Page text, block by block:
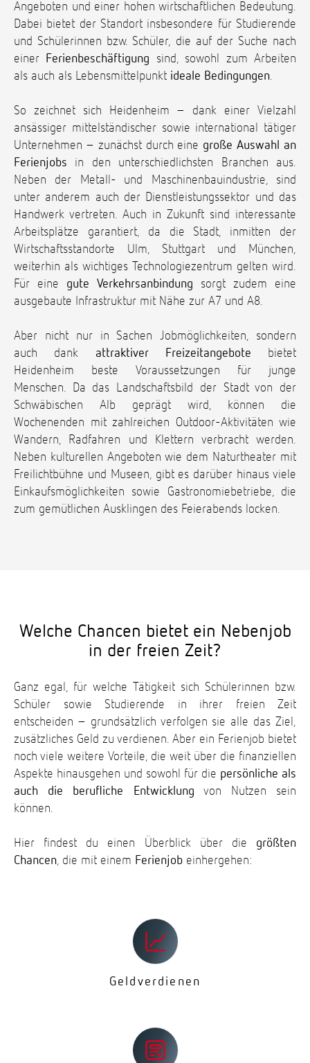
Angeboten und einer hohen wirtschaftlichen Bedeutung.
Dabei bietet der Standort insbesondere für Studierende
und Schülerinnen bzw. Schüler, die auf der Suche nach
einer Ferienbeschäftigung sind, sowohl zum Arbeiten
als auch als Lebensmittelpunkt ideale Bedingungen.
So zeichnet sich Heidenheim – dank einer Vielzahl
ansässiger mittelständischer sowie international tätiger
Unternehmen – zunächst durch eine große Auswahl an
Ferienjobs in den unterschiedlichsten Branchen aus.
Neben der Metall- und Maschinenbauindustrie, sind
unter anderem auch der Dienstleistungssektor und das
Handwerk vertreten. Auch in Zukunft sind interessante
Arbeitsplätze garantiert, da die Stadt, inmitten der
Wirtschaftsstandorte Ulm, Stuttgart und München,
weiterhin als wichtiges Technologiezentrum gelten wird.
Für eine gute Verkehrsanbindung sorgt zudem eine
ausgebaute Infrastruktur mit Nähe zur A7 und A8.
Aber nicht nur in Sachen Jobmöglichkeiten, sondern
auch dank attraktiver Freizeitangebote bietet
Heidenheim beste Voraussetzungen für junge
Menschen. Da das Landschaftsbild der Stadt von der
Schwäbischen Alb geprägt wird, können die
Wochenenden mit zahlreichen Outdoor-Aktivitäten wie
Wandern, Radfahren und Klettern verbracht werden.
Neben kulturellen Angeboten wie dem Naturtheater mit
Freilichtbühne und Museen, gibt es darüber hinaus viele
Einkaufsmöglichkeiten sowie Gastronomiebetriebe, die
zum gemütlichen Ausklingen des Feierabends locken.
Welche Chancen bietet ein Nebenjob
in der freien Zeit?
Ganz egal, für welche Tätigkeit sich Schülerinnen bzw.
Schüler sowie Studierende in ihrer freien Zeit
entscheiden – grundsätzlich verfolgen sie alle das Ziel,
zusätzliches Geld zu verdienen. Aber ein Ferienjob bietet
noch viele weitere Vorteile, die weit über die finanziellen
Aspekte hinausgehen und sowohl für die persönliche als
auch die berufliche Entwicklung von Nutzen sein
können.
Hier findest du einen Überblick über die größten
Chancen, die mit einem Ferienjob einhergehen:
Geldverdienen